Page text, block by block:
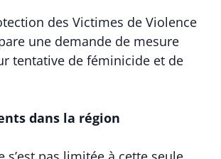
des Victimes de Violence
une demande de mesure
tentative de féminicide et de
dans la région